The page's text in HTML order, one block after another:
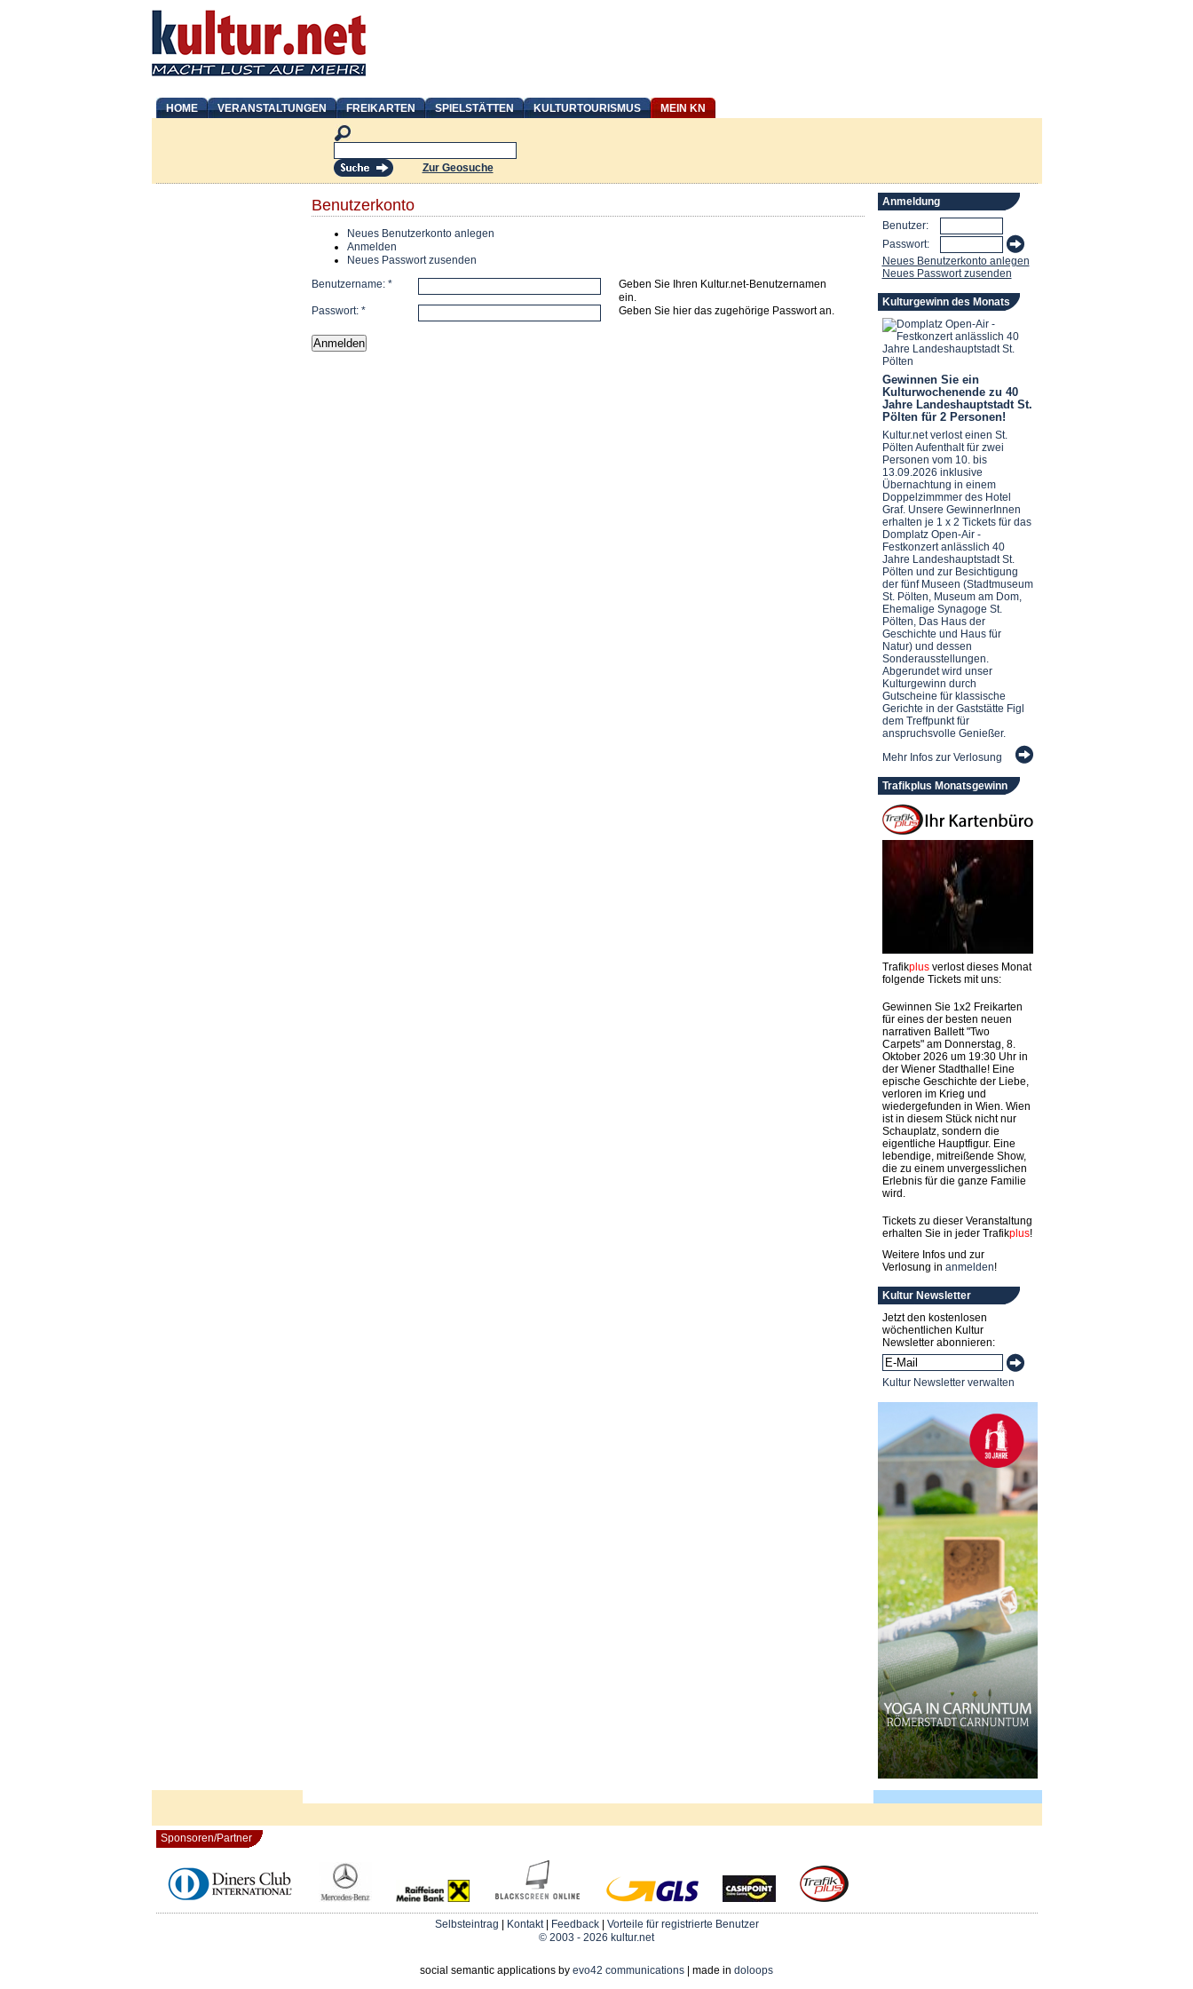
HOME VERANSTALTUNGEN FREIKARTEN SPIELSTÄTTEN KULTURTOURISMUS MEIN KN
Zur Geosuche
Benutzerkonto
Neues Benutzerkonto anlegen
Anmelden
Neues Passwort zusenden
Benutzername: *
Geben Sie Ihren Kultur.net-Benutzernamen
ein.
Passwort: * Geben Sie hier das zugehörige Passwort an.
Anmeldung
Benutzer:
Passwort:
Neues Benutzerkonto anlegen
Neues Passwort zusenden
Kulturgewinn des Monats
Gewinnen Sie ein
Kulturwochenende zu 40
Jahre Landeshauptstadt St.
Pölten für 2 Personen!
Kultur.net verlost einen St.
Pölten Aufenthalt für zwei
Personen vom 10. bis
13.09.2026 inklusive
Übernachtung in einem
Doppelzimmmer des Hotel
Graf. Unsere GewinnerInnen
erhalten je 1 x 2 Tickets für das
Domplatz Open-Air -
Festkonzert anlässlich 40
Jahre Landeshauptstadt St.
Pölten und zur Besichtigung
der fünf Museen (Stadtmuseum
St. Pölten, Museum am Dom,
Ehemalige Synagoge St.
Pölten, Das Haus der
Geschichte und Haus für
Natur) und dessen
Sonderausstellungen.
Abgerundet wird unser
Kulturgewinn durch
Gutscheine für klassische
Gerichte in der Gaststätte Figl
dem Treffpunkt für
anspruchsvolle Genießer.
Mehr Infos zur Verlosung
Trafikplus Monatsgewinn
Trafikplusverlost dieses Monat
folgende Tickets mit uns:
Gewinnen Sie 1x2 Freikarten
für eines der besten neuen
narrativen Ballett "Two
Carpets" am Donnerstag, 8.
Oktober 2026 um 19:30 Uhr in
der Wiener Stadthalle! Eine
epische Geschichte der Liebe,
verloren im Krieg und
wiedergefunden in Wien. Wien
ist in diesem Stück nicht nur
Schauplatz, sondern die
eigentliche Hauptfigur. Eine
lebendige, mitreißende Show,
die zu einem unvergesslichen
Erlebnis für die ganze Familie
wird.
Tickets zu dieser Veranstaltung
erhalten Sie in jeder Trafikplus!
Weitere Infos und zur
Verlosung in anmelden!
Kultur Newsletter
Jetzt den kostenlosen
wöchentlichen Kultur
Newsletter abonnieren:
Kultur Newsletter verwalten
Sponsoren/Partner
Selbsteintrag Kontakt| Feedback| Vorteile für registrierte Benutzer
© 2003 - 2026 kultur.net
social semantic applications by evo42 communications | made in doloops